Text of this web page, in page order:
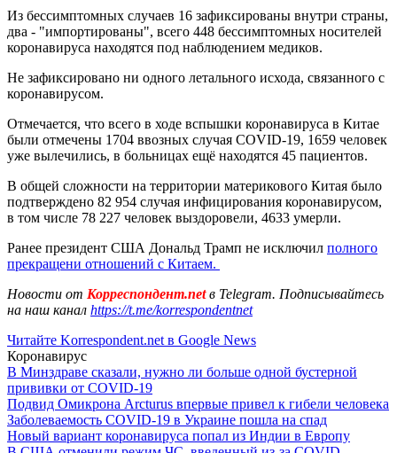
Из бессимптомных случаев 16 зафиксированы внутри страны,
два - "импортированы", всего 448 бессимптомных носителей
коронавируса находятся под наблюдением медиков.
Не зафиксировано ни одного летального исхода, связанного с
коронавирусом.
Отмечается, что всего в ходе вспышки коронавируса в Китае
были отмечены 1704 ввозных случая COVID-19, 1659 человек
уже вылечились, в больницах ещё находятся 45 пациентов.
В общей сложности на территории материкового Китая было
подтверждено 82 954 случая инфицирования коронавирусом,
в том числе 78 227 человек выздоровели, 4633 умерли.
Ранее президент США Дональд Трамп не исключил полного
прекращени отношений с Китаем.
Новости от Корреспондент.netв Telegram. Подписывайтесь
на наш канал https://t.me/korrespondentnet
Читайте Korrespondent.net в Google News
Коронавирус
В Минздраве сказали, нужно ли больше одной бустерной
прививки от COVID-19
Подвид Омикрона Arcturus впервые привел к гибели человека
Заболеваемость COVID-19 в Украине пошла на спад
Новый вариант коронавируса попал из Индии в Европу